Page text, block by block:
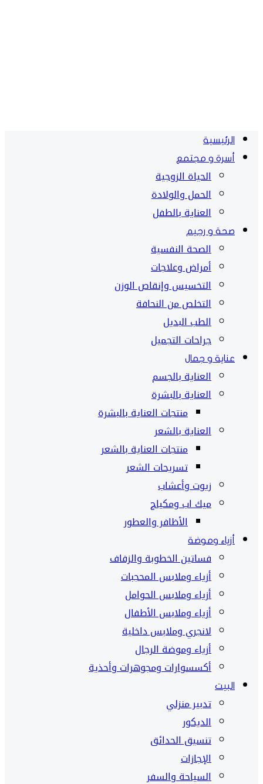
الرئيسية
أسرة و مجتمع
الحياة الزوجية
الحمل والولادة
العناية بالطفل
صحة و رجيم
الصحة النفسية
أمراض وعلاجات
التخسيس وإنقاص الوزن
التخلص من النحافة
الطب البديل
جراحات التجميل
عناية و جمال
العناية بالجسم
العناية بالبشرة
منتجات العناية بالبشرة
العناية بالشعر
منتجات العناية بالشعر
تسريحات الشعر
زيوت وأعشاب
ميك اب ومكياج
الأظافر والعطور
أزياء وموضة
فساتين الخطوبة والزفاف
أزياء وملابس المحجبات
أزياء وملابس الحوامل
أزياء وملابس الأطفال
لانجري وملابس داخلية
أزياء وموضة الرجال
أكسسوارات ومجوهرات وأحذية
البيت
تدبير منزلي
الديكور
تنسيق الحدائق
الإجازات
السياحة والسفر